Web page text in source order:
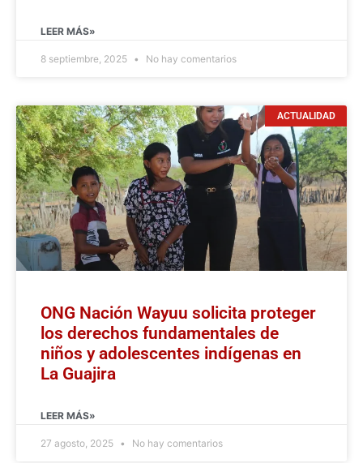
LEER MÁS»
8 septiembre, 2025 No hay comentarios
ACTUALIDAD
ONG Nación Wayuu solicita proteger
los derechos fundamentales de
niños y adolescentes indígenas en
La Guajira
LEER MÁS»
27 agosto, 2025 No hay comentarios